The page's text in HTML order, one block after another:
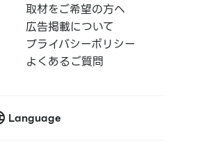
取材をご希望の方へ
広告掲載について
プライバシーポリシー
よくあるご質問
Language